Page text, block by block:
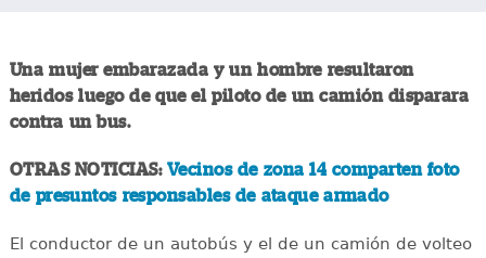
Una mujer embarazada y un hombre resultaron
heridos luego de que el piloto de un camión disparara
contra un bus.
OTRAS NOTICIAS: Vecinos de zona 14 comparten foto
de presuntos responsables de ataque armado
El conductor de un autobús y el de un camión de volteo